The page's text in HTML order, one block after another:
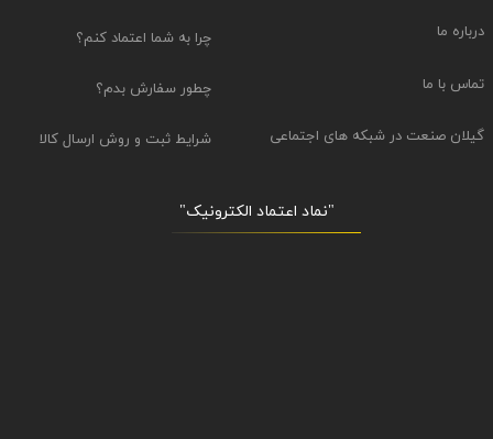
چرا به شما اعتماد کنم؟
چطور سفارش بدم؟
شرایط ثبت و روش ارسال کالا
"نماد اعتماد الکترونیک​​​​​​​"
درباره ما
تماس با ما
گیلان صنعت در شبکه های اجتماعی